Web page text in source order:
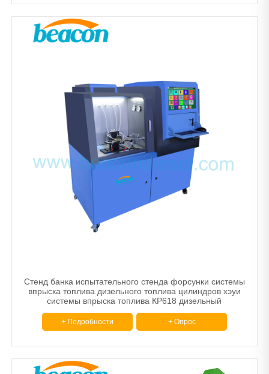
Стенд банка испытательного стенда форсунки системы
впрыска топлива дизельного топлива цилиндров хэуи
системы впрыска топлива КР618 дизельный
+ Подробности + Опрос